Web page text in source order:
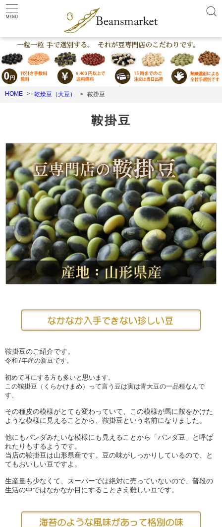
HOME 乾燥豆（大豆） 鞍掛豆
鞍掛豆
鞍掛豆のご紹介です。
令和7年産の新豆です。
初めて耳にする方も多いと思います。
この鞍掛豆（くらかけまめ）って言う豆は実は青大豆の一品種なんで
す。
その種皮の模様がとても変わっていて、この模様が馬に鞍をかけた
ような模様に見えることから、鞍掛豆という名前になりました。
他にもパンダみたいな模様にも見えることから「パンダ豆」と呼ば
れたりもするようです。
当店の鞍掛豆は山形県産です。豆の味がしっかりしているので、と
てもおいしい豆ですよ。
生産量も少なくて、スーパーでは絶対に売っていないので、普段の
生活の中ではなかなか目にすることさえ難しい豆です。